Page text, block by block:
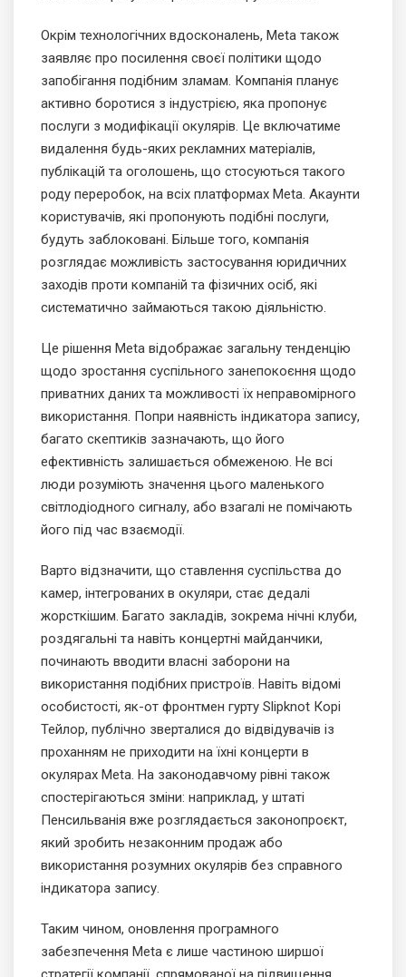
Окрім технологічних вдосконалень, Meta також
заявляє про посилення своєї політики щодо
запобігання подібним зламам. Компанія планує
активно боротися з індустрією, яка пропонує
послуги з модифікації окулярів. Це включатиме
видалення будь-яких рекламних матеріалів,
публікацій та оголошень, що стосуються такого
роду переробок, на всіх платформах Meta. Акаунти
користувачів, які пропонують подібні послуги,
будуть заблоковані. Більше того, компанія
розглядає можливість застосування юридичних
заходів проти компаній та фізичних осіб, які
систематично займаються такою діяльністю.
Це рішення Meta відображає загальну тенденцію
щодо зростання суспільного занепокоєння щодо
приватних даних та можливості їх неправомірного
використання. Попри наявність індикатора запису,
багато скептиків зазначають, що його
ефективність залишається обмеженою. Не всі
люди розуміють значення цього маленького
світлодіодного сигналу, або взагалі не помічають
його під час взаємодії.
Варто відзначити, що ставлення суспільства до
камер, інтегрованих в окуляри, стає дедалі
жорсткішим. Багато закладів, зокрема нічні клуби,
роздягальні та навіть концертні майданчики,
починають вводити власні заборони на
використання подібних пристроїв. Навіть відомі
особистості, як-от фронтмен гурту Slipknot Корі
Тейлор, публічно зверталися до відвідувачів із
проханням не приходити на їхні концерти в
окулярах Meta. На законодавчому рівні також
спостерігаються зміни: наприклад, у штаті
Пенсильванія вже розглядається законопроєкт,
який зробить незаконним продаж або
використання розумних окулярів без справного
індикатора запису.
Таким чином, оновлення програмного
забезпечення Meta є лише частиною ширшої